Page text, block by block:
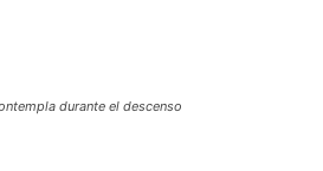
durante el descenso